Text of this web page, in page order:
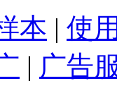
本 | 使
| 广告